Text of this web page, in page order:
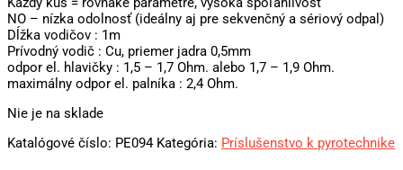
NO – nízka odolnosť (ideálny aj pre sekvenčný a sériový odpal)
Dĺžka vodičov : 1m
Prívodný vodič : Cu, priemer jadra 0,5mm
odpor el. hlavičky : 1,5 – 1,7 Ohm. alebo 1,7 – 1,9 Ohm.
maximálny odpor el. palníka : 2,4 Ohm.
Nie je na sklade
Katalógové číslo: PE094 Kategória: Príslušenstvo k pyrotechnike